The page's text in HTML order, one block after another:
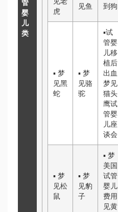
管
婴
儿
类
虎
见鱼
到狗
▪ 梦
见黑
蛇
▪ 梦
见骆
驼
▪试
管婴
儿移
植后
出血
梦见
猫头
鹰试
管婴
儿座
谈会
▪ 梦
见松
鼠
▪ 梦
见豹
子
▪ 梦
美国
试管
婴儿
费用
见黄